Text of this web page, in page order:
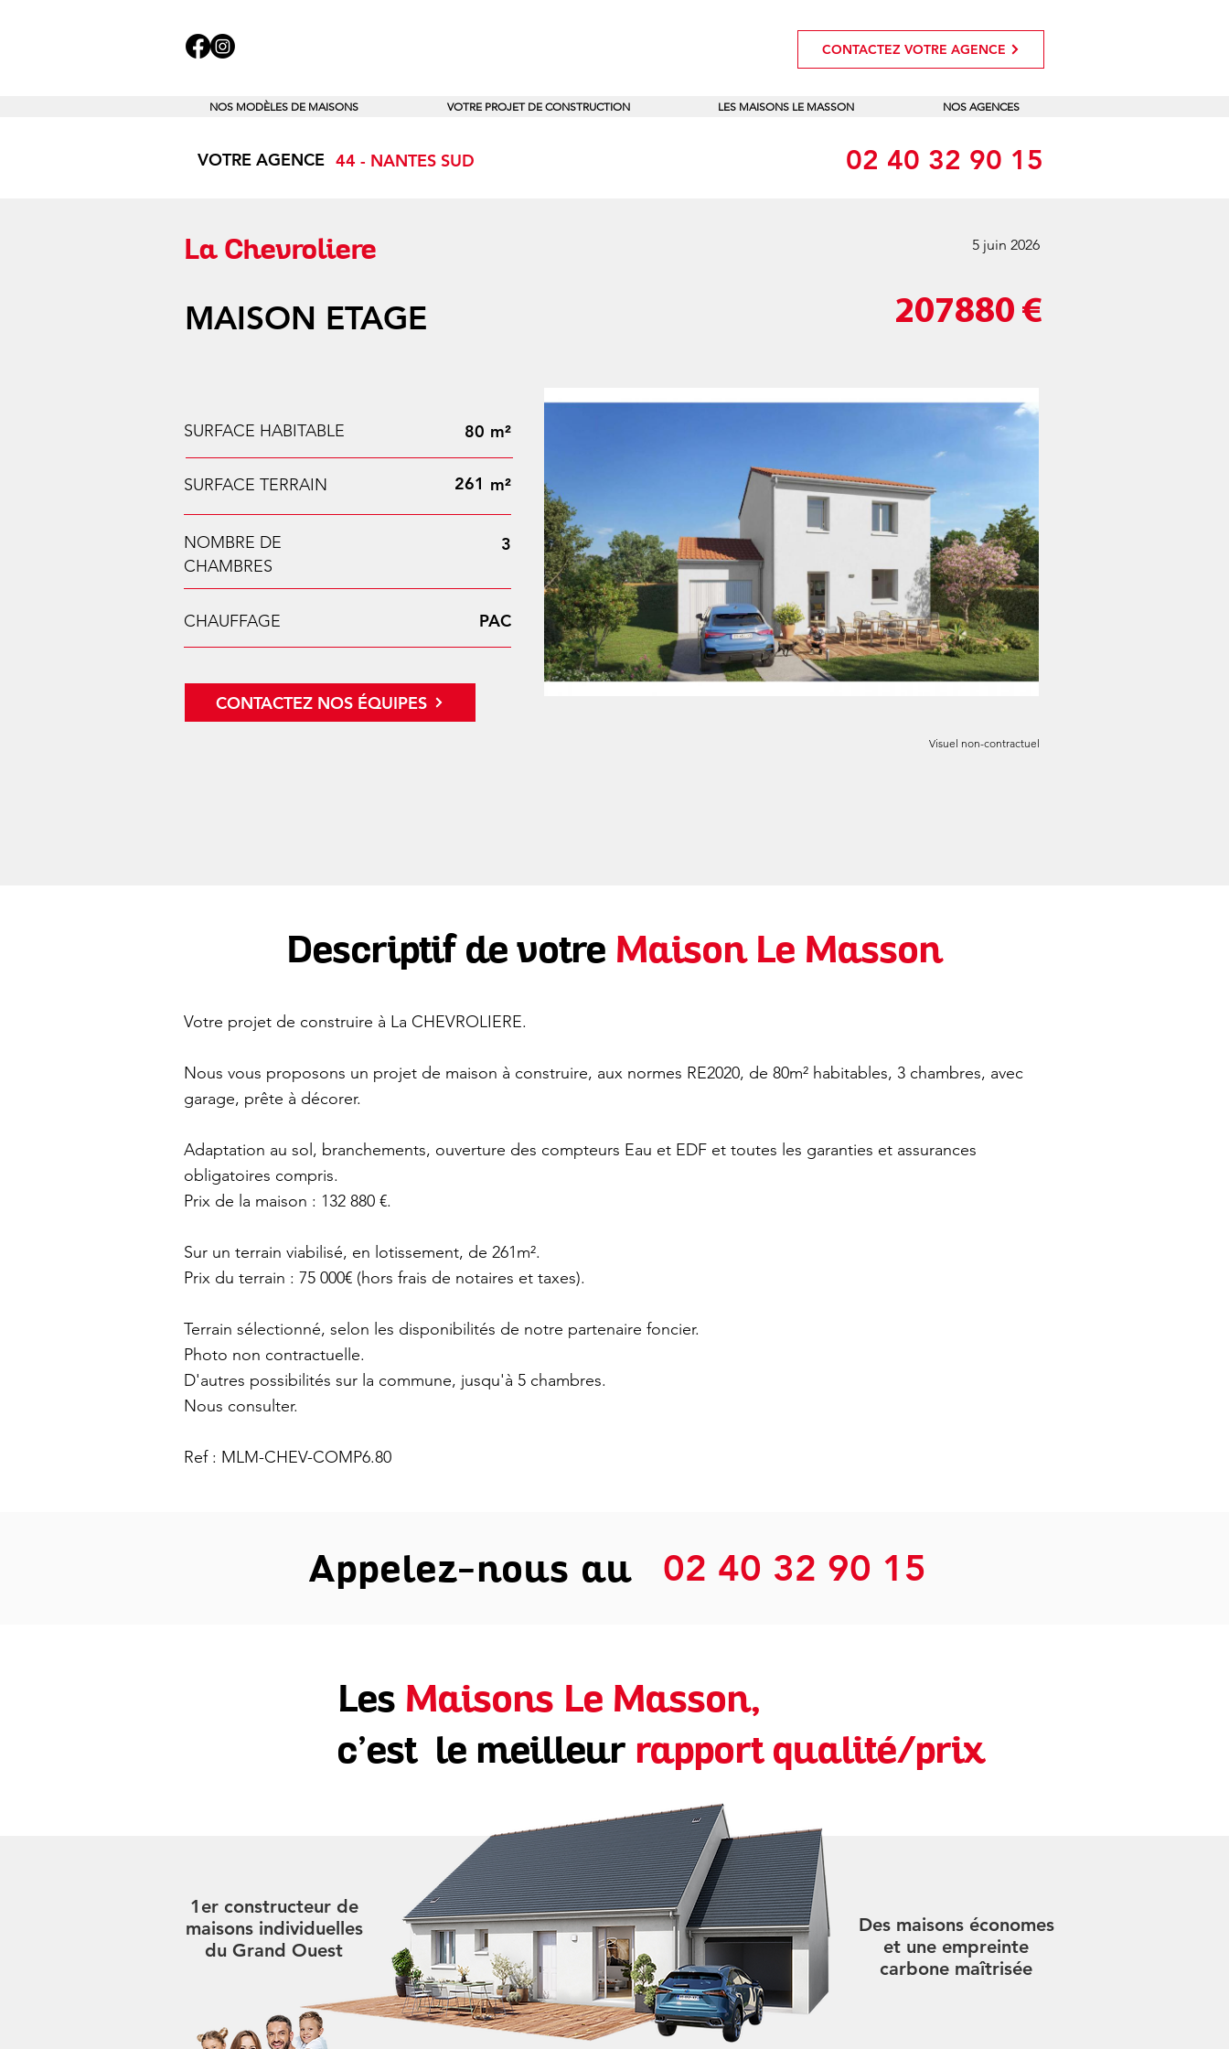
CONTACTEZ VOTRE AGENCE
NOS MODÈLES DE MAISONS VOTRE PROJET DE CONSTRUCTION LES MAISONS LE MASSON NOS AGENCES
VOTRE AGENCE 44 - NANTES SUD 02 40 32 90 15
La Chevroliere
MAISON ETAGE
5 juin 2026
207880 €
SURFACE HABITABLE 80 m²
SURFACE TERRAIN
NOMBRE DE
CHAMBRES
3
CHAUFFAGE PAC
261 m²
CONTACTEZ NOS ÉQUIPES
Visuel non-contractuel
Descriptif de votre Maison Le Masson
Votre projet de construire à La CHEVROLIERE.
Nous vous proposons un projet de maison à construire, aux normes RE2020, de 80m² habitables, 3 chambres, avec
garage, prête à décorer.
Adaptation au sol, branchements, ouverture des compteurs Eau et EDF et toutes les garanties et assurances
obligatoires compris.
Prix de la maison : 132 880 €.
Sur un terrain viabilisé, en lotissement, de 261m².
Prix du terrain : 75 000€ (hors frais de notaires et taxes).
Terrain sélectionné, selon les disponibilités de notre partenaire foncier.
Photo non contractuelle.
D'autres possibilités sur la commune, jusqu'à 5 chambres.
Nous consulter.
Ref : MLM-CHEV-COMP6.80
Appelez-nous au 02 40 32 90 15
Les Maisons Le Masson,
c’est le meilleur rapport qualité/prix
1er constructeur de
maisons individuelles
du Grand Ouest
Des maisons économes
et une empreinte
carbone maîtrisée